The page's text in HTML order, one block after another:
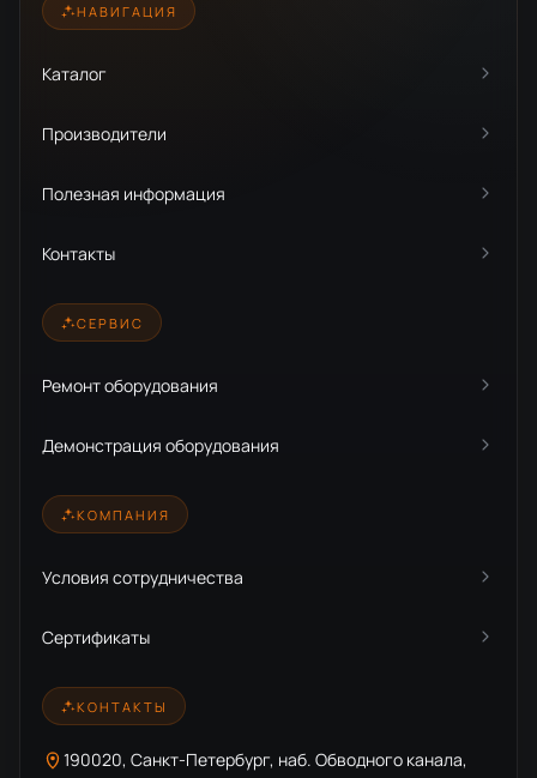
НАВИГАЦИЯ
Каталог
Производители
Полезная информация
Контакты
СЕРВИС
Ремонт оборудования
Демонстрация оборудования
КОМПАНИЯ
Условия сотрудничества
Сертификаты
КОНТАКТЫ
190020, Санкт-Петербург, наб. Обводного канала,